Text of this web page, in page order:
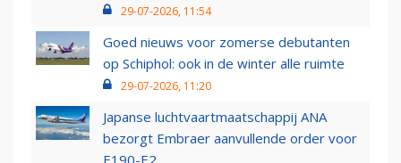
29-07-2026, 11:54
Goed nieuws voor zomerse debutanten
op Schiphol: ook in de winter alle ruimte
29-07-2026, 11:20
Japanse luchtvaartmaatschappij ANA
bezorgt Embraer aanvullende order voor